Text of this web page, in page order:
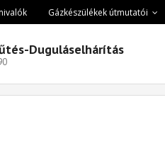
Gázkészülékek útmutatói
Duguláselhárítás